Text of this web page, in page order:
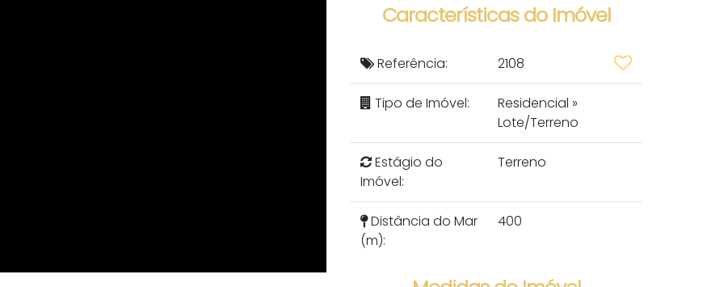
Características do Imóvel
Referência: 2108
Tipo de Imóvel: Residencial »
Lote/Terreno
Estágio do
Imóvel:
Terreno
Distância do Mar
(m):
400